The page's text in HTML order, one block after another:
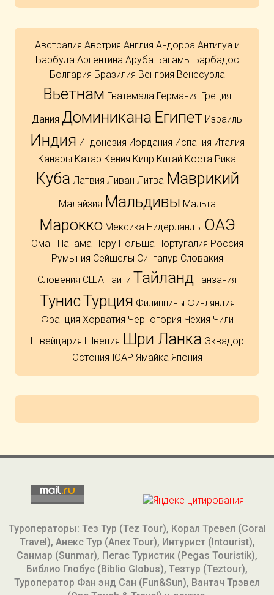
Австралия Австрия Англия Андорра Антигуа и
Барбуда Аргентина Аруба Багамы Барбадос
Болгария Бразилия Венгрия Венесуэла
Вьетнам Гватемала Германия Греция
Дания Доминикана Египет Израиль
Индия Индонезия Иордания Испания Италия
Канары Катар Кения Кипр Китай Коста Рика
Куба Латвия Ливан Литва Маврикий
Малайзия Мальдивы Мальта
Марокко Мексика Нидерланды ОАЭ
Оман Панама Перу Польша Португалия Россия
Румыния Сейшелы Сингапур Словакия
Словения США Таити Тайланд Танзания
ТунисТурция Филиппины Финляндия
Франция Хорватия Черногория Чехия Чили
Швейцария Швеция Шри Ланка Эквадор
Эстония ЮАР Ямайка Япония
Туроператоры: Тез Тур (Tez Tour), Корал Тревел (Coral
Travel), Анекс Тур (Anex Tour), Интурист (Intourist),
Санмар (Sunmar), Пегас Туристик (Pegas Touristik),
Библио Глобус (Biblio Globus), Тезтур (Teztour),
Туроператор Фан энд Сан (Fun&Sun), Вантач Трэвел